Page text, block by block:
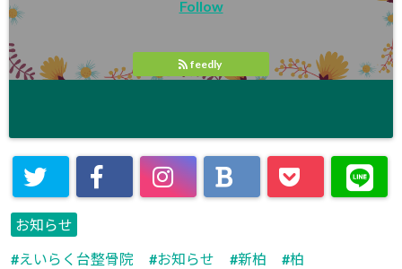
Follow
feedly
お知らせ
えいらく台整骨院
お知らせ 新柏 柏